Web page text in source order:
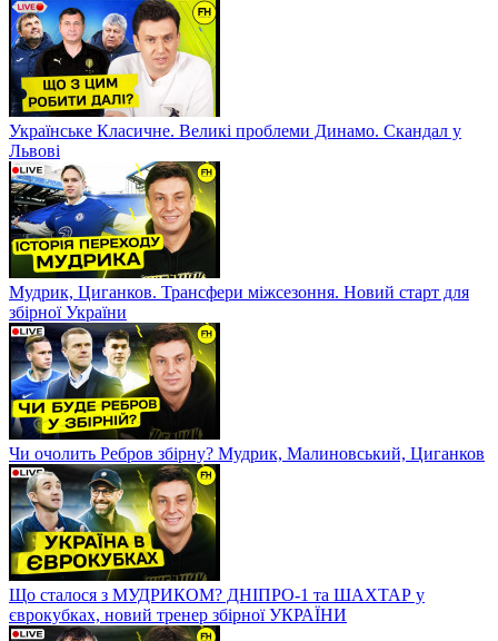
Українське Класичне. Великі проблеми Динамо. Скандал у
Львові
Мудрик, Циганков. Трансфери міжсезоння. Новий старт для
збірної України
Чи очолить Ребров збірну? Мудрик, Малиновський, Циганков
Що сталося з МУДРИКОМ? ДНІПРО-1 та ШАХТАР у
єврокубках, новий тренер збірної УКРАЇНИ